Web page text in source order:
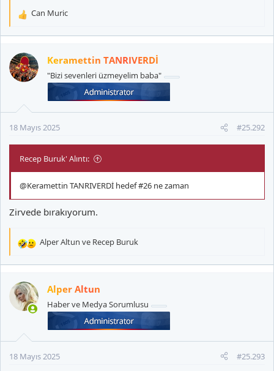
T
k
i
l
Can Muric
Keramettin TANRIVERDİ
"Bizi sevenleri üzmeyelim baba"
18 Mayıs 2025 #25.292
Recep Buruk' Alıntı:
@Keramettin TANRIVERDİ hedef #26 ne zaman
Zirvede bırakıyorum.
T
k
i
l
Alper Altun ve Recep Buruk
Alper Altun
Haber ve Medya Sorumlusu
18 Mayıs 2025 #25.293